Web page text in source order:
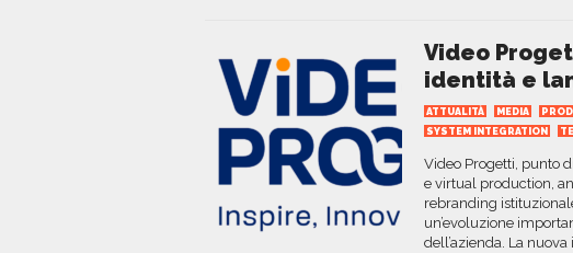
Video
identità e
ATTUALITÀ MEDIA
SYSTEM INTEGRATION
Video Progetti, punto
e virtual production,
rebranding
un’evoluzione
dell’azienda. La